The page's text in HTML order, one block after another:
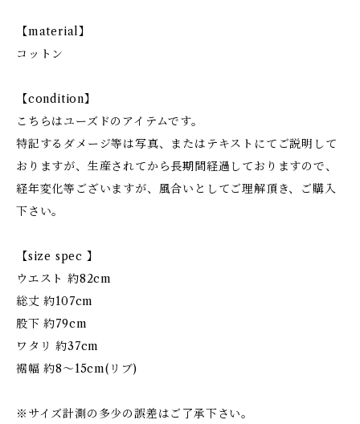
【material】
コットン
【condition】
こちらはユーズドのアイテムです。
特記するダメージ等は写真、またはテキストにてご説明して
おりますが、生産されてから長期間経過しておりますので、
経年変化等ございますが、風合いとしてご理解頂き、ご購入
下さい。
【size spec 】
ウエスト 約82cm
総丈 約107cm
股下 約79cm
ワタリ 約37cm
裾幅 約8〜15cm(リブ)
※サイズ計測の多少の誤差はご了承下さい。